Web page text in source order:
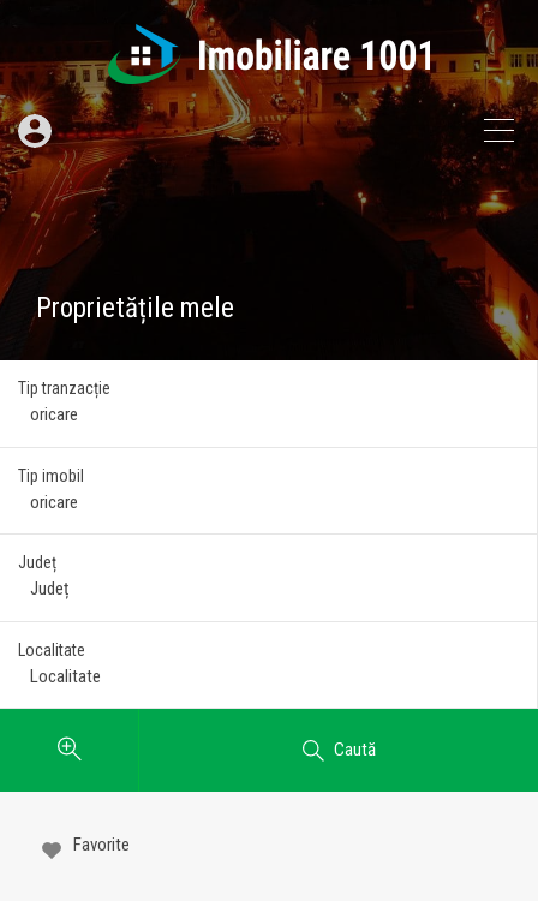
Proprietățile mele
Tip tranzacție
Tip imobil
Județ
Localitate
Caută
Favorite